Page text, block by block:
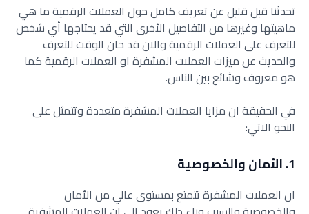
تحدثنا قبل قليل عن تعريف كامل حول العملات الرقمية ما هي
ماهيتها وغيرها من التفاصيل الأخرى التي قد يحتاجها أي شخص
للتعرف على العملات الرقمية والان قد حان الوقت للتعرف
والحديث عن ميزات العملات المشفرة او العملات الرقمية كما
هو معروف وشائع بين الناس.
في الحقيقة ان مزايا العملات المشفرة متعددة وتتمثل على
النحو الاتي:
1. الأمان والخصوصية
ان العملات المشفرة تتمتع بمستوى عالي من الأمان